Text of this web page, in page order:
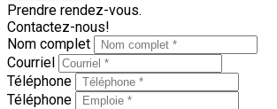
Prendre rendez-vous.
Contactez-nous!
Nom complet
Courriel
Téléphone
Téléphone